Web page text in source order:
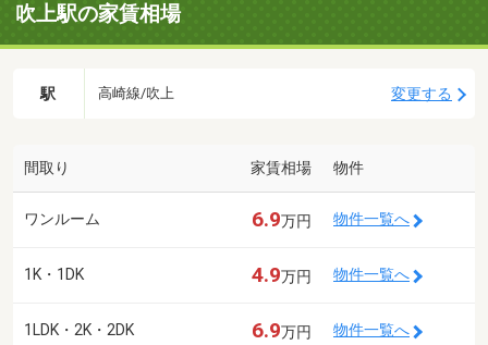
吹上駅の家賃相場
駅 高崎線/吹上 変更する
間取り 家賃相場 物件
ワンルーム 6.9万円 物件一覧へ
1K・1DK 4.9万円 物件一覧へ
1LDK・2K・2DK 6.9万円 物件一覧へ